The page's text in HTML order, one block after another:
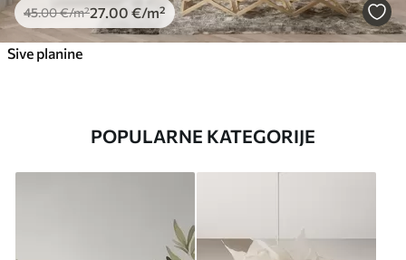
45.00€/m²27 .00 €/m²
Sive planine
POPULARNE KATEGORIJE